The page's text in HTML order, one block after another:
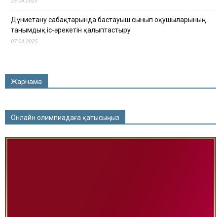
Дүниетану сабақтарында бастауыш сынып оқушыларының
танымдық іс-әрекетін қалыптастыру
07.04.2025
Жарнама
Онлайн олимпиадаға қатысыңыз